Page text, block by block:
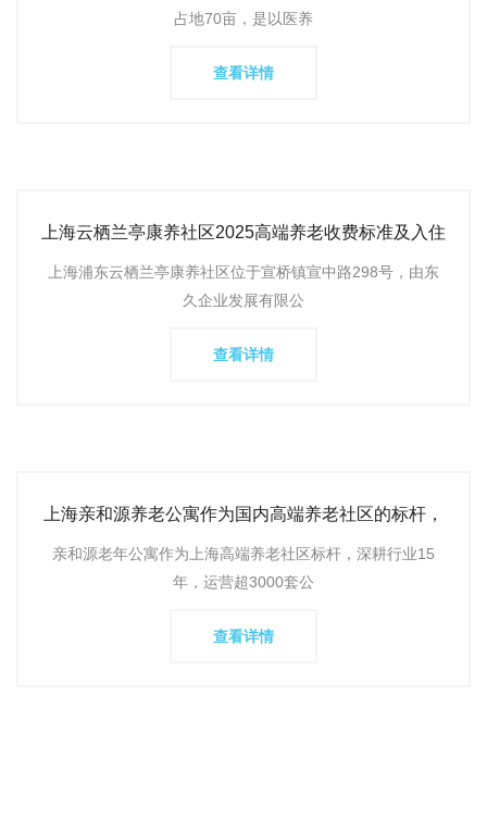
占地70亩，是以医养
查看详情
上海云栖兰亭康养社区2025高端养老收费标准及入住
上海浦东云栖兰亭康养社区位于宣桥镇宣中路298号，由东
久企业发展有限公
查看详情
上海亲和源养老公寓作为国内高端养老社区的标杆，
亲和源老年公寓作为上海高端养老社区标杆，深耕行业15
年，运营超3000套公
查看详情